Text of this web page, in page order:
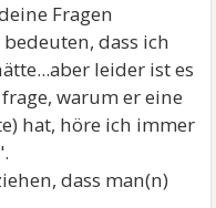
Fragen
dass ich
leider ist es
warum er eine
hat, höre ich immer
dass man(n)